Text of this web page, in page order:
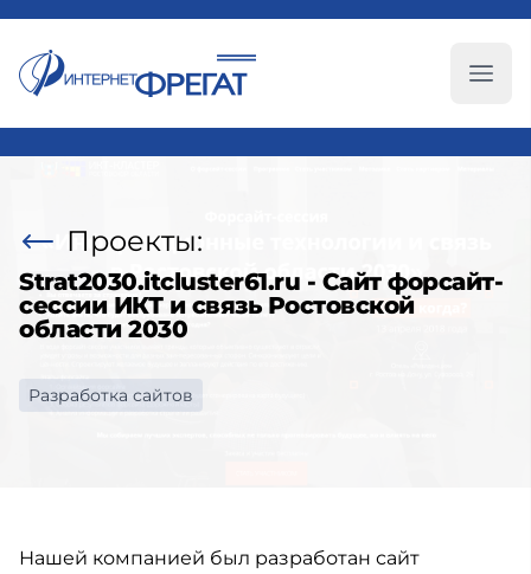
Проекты:
Strat2030.itcluster61.ru - Сайт форсайт-
сессии ИКТ и связь Ростовской
области 2030
Разработка сайтов
Нашей компанией был разработан сайт